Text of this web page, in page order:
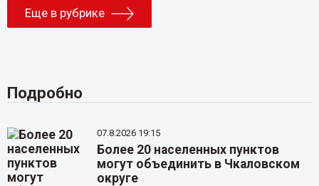
Еще в рубрике
Подробно
07.8.2026 19:15
Более 20 населенных пунктов
могут объединить в Чкаловском
округе